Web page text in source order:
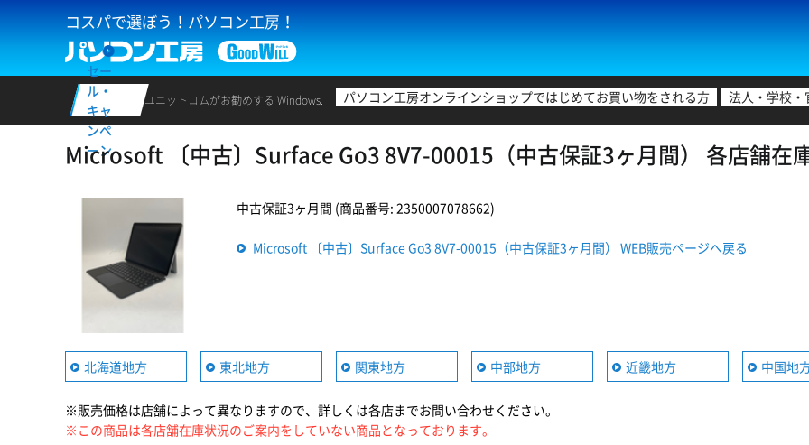
コスパで選ぼう！パソコン工房！
セー
ル・
キャ
ンペ
ーン
ユニットコムがお勧めする Windows. パソコン工房オンラインショップではじめてお買い物をされる方 法人・学校
Microsoft 〔中古〕Surface Go3 8V7-00015（中古保証3ヶ月間） 各店舗在
中古保証3ヶ月間 (商品番号: 2350007078662)
Microsoft 〔中古〕Surface Go3 8V7-00015（中古保証3ヶ月間） WEB販売ページへ戻る
北海道地方 東北地方 関東地方 中部地方 近畿地方 中国地
※販売価格は店舗によって異なりますので、詳しくは各店までお問い合わせください。
※この商品は各店舗在庫状況のご案内をしていない商品となっております。